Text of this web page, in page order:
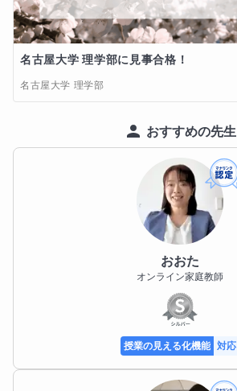
名古屋大学 理学部に見事合格！
名古屋大学 理学部
おすすめの先生
おおた
オンライン家庭教師
授業の見える化機能 対応